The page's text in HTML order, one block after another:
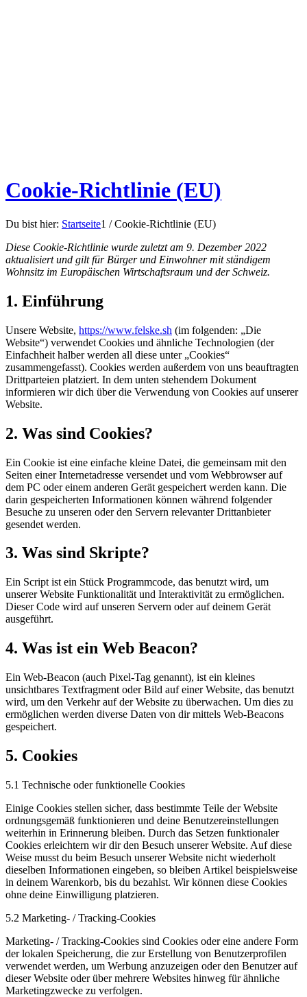
Cookie-Richtlinie (EU)
Du bist hier: Startseite1 / Cookie-Richtlinie (EU)
Diese Cookie-Richtlinie wurde zuletzt am 9. Dezember 2022
aktualisiert und gilt für Bürger und Einwohner mit ständigem
Wohnsitz im Europäischen Wirtschaftsraum und der Schweiz.
1. Einführung
Unsere Website, https://www.felske.sh (im folgenden: „Die
Website“) verwendet Cookies und ähnliche Technologien (der
Einfachheit halber werden all diese unter „Cookies“
zusammengefasst). Cookies werden außerdem von uns beauftragten
Drittparteien platziert. In dem unten stehendem Dokument
informieren wir dich über die Verwendung von Cookies auf unserer
Website.
2. Was sind Cookies?
Ein Cookie ist eine einfache kleine Datei, die gemeinsam mit den
Seiten einer Internetadresse versendet und vom Webbrowser auf
dem PC oder einem anderen Gerät gespeichert werden kann. Die
darin gespeicherten Informationen können während folgender
Besuche zu unseren oder den Servern relevanter Drittanbieter
gesendet werden.
3. Was sind Skripte?
Ein Script ist ein Stück Programmcode, das benutzt wird, um
unserer Website Funktionalität und Interaktivität zu ermöglichen.
Dieser Code wird auf unseren Servern oder auf deinem Gerät
ausgeführt.
4. Was ist ein Web Beacon?
Ein Web-Beacon (auch Pixel-Tag genannt), ist ein kleines
unsichtbares Textfragment oder Bild auf einer Website, das benutzt
wird, um den Verkehr auf der Website zu überwachen. Um dies zu
ermöglichen werden diverse Daten von dir mittels Web-Beacons
gespeichert.
5. Cookies
5.1 Technische oder funktionelle Cookies
Einige Cookies stellen sicher, dass bestimmte Teile der Website
ordnungsgemäß funktionieren und deine Benutzereinstellungen
weiterhin in Erinnerung bleiben. Durch das Setzen funktionaler
Cookies erleichtern wir dir den Besuch unserer Website. Auf diese
Weise musst du beim Besuch unserer Website nicht wiederholt
dieselben Informationen eingeben, so bleiben Artikel beispielsweise
in deinem Warenkorb, bis du bezahlst. Wir können diese Cookies
ohne deine Einwilligung platzieren.
5.2 Marketing- / Tracking-Cookies
Marketing- / Tracking-Cookies sind Cookies oder eine andere Form
der lokalen Speicherung, die zur Erstellung von Benutzerprofilen
verwendet werden, um Werbung anzuzeigen oder den Benutzer auf
dieser Website oder über mehrere Websites hinweg für ähnliche
Marketingzwecke zu verfolgen.